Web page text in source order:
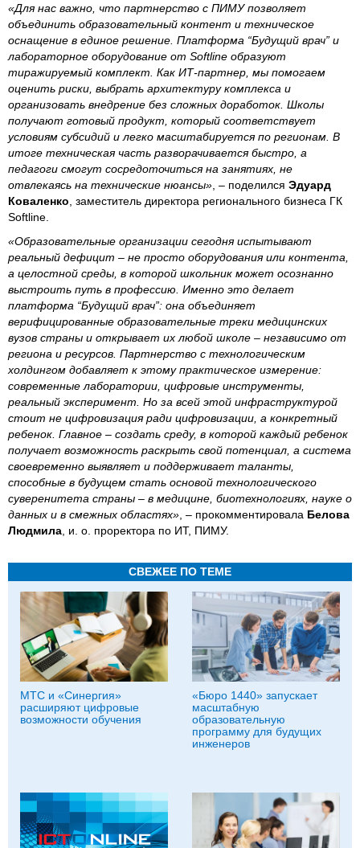
«Для нас важно, что партнерство с ПИМУ позволяет
объединить образовательный контент и техническое
оснащение в единое решение. Платформа “Будущий врач” и
лабораторное оборудование от Softline образуют
тиражируемый комплект. Как ИТ-партнер, мы помогаем
оценить риски, выбрать архитектуру комплекса и
организовать внедрение без сложных доработок. Школы
получают готовый продукт, который соответствует
условиям субсидий и легко масштабируется по регионам. В
итоге техническая часть разворачивается быстро, а
педагоги смогут сосредоточиться на занятиях, не
отвлекаясь на технические нюансы» , – поделился Эдуард
Коваленко , заместитель директора регионального бизнеса ГК
Softline.
«Образовательные организации сегодня испытывают
реальный дефицит – не просто оборудования или контента,
а целостной среды, в которой школьник может осознанно
выстроить путь в профессию. Именно это делает
платформа “Будущий врач”: она объединяет
верифицированные образовательные треки медицинских
вузов страны и открывает их любой школе – независимо от
региона и ресурсов. Партнерство с технологическим
холдингом добавляет к этому практическое измерение:
современные лаборатории, цифровые инструменты,
реальный эксперимент. Но за всей этой инфраструктурой
стоит не цифровизация ради цифровизации, а конкретный
ребенок. Главное – создать среду, в которой каждый ребенок
получает возможность раскрыть свой потенциал, а система
своевременно выявляет и поддерживает таланты,
способные в будущем стать основой технологического
суверенитета страны – в медицине, биотехнологиях, науке о
данных и в смежных областях» , – прокомментировала Белова
Людмила , и. о. проректора по ИТ, ПИМУ.
СВЕЖЕЕ ПО ТЕМЕ
МТС и «Синергия»
расширяют цифровые
возможности обучения
«Бюро 1440» запускает
масштабную
образовательную
программу для будущих
инженеров